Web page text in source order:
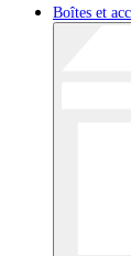
Boîtes et